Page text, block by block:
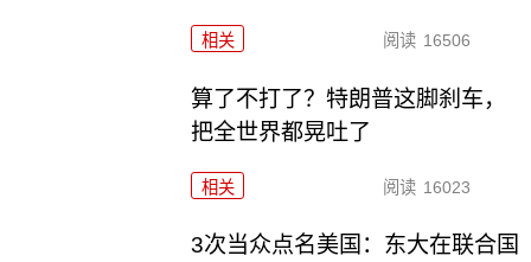
相关 阅读 16506
算了不打了？特朗普这脚刹车，
把全世界都晃吐了
相关 阅读 16023
3次当众点名美国：东大在联合国